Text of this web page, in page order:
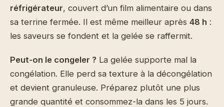
réfrigérateur, couvert d’un film alimentaire ou dans
sa terrine fermée. Il est même meilleur après 48 h :
les saveurs se fondent et la gelée se raffermit.
Peut-on le congeler ? La gelée supporte mal la
congélation. Elle perd sa texture à la décongélation
et devient granuleuse. Préparez plutôt une plus
grande quantité et consommez-la dans les 5 jours.